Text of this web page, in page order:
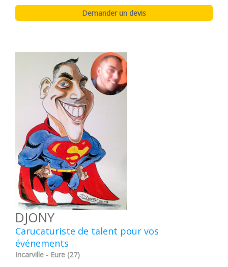
DJONY
Carucaturiste de talent pour vos
événements
Incarville - Eure (27)